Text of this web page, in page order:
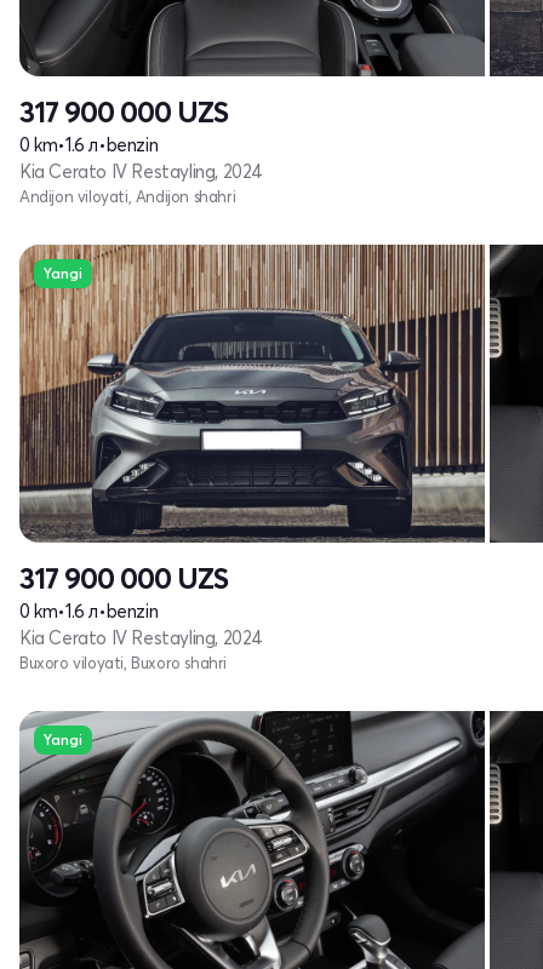
317 900 000 UZS
0 km•1.6 л•benzin
Kia Cerato IV Restayling, 2024
Andijon viloyati, Andijon shahri
Yangi
317 900 000 UZS
0 km•1.6 л•benzin
Kia Cerato IV Restayling, 2024
Buxoro viloyati, Buxoro shahri
Yangi